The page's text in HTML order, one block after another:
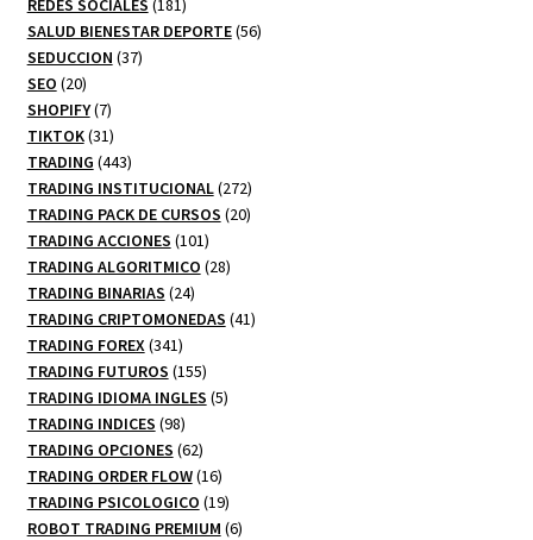
REDES SOCIALES 181
productos
SALUD BIENESTAR DEPORTE 5656
SEDUCCION 3737
SEO 2020
productos
SHOPIFY 77
productos
TIKTOK 3131
productos
TRADING 443443
productos
TRADING INSTITUCIONAL 272272
productos
TRADING PACK DE CURSOS 2020
TRADING ACCIONES 101101
productos
TRADING ALGORITMICO 2828
TRADING BINARIAS 2424
productos
TRADING CRIPTOMONEDAS 4141
TRADING FOREX 341341
productos
TRADING FUTUROS 155155
productos
TRADING IDIOMA INGLES 55
TRADING INDICES 9898
productos
TRADING OPCIONES 6262
productos
TRADING ORDER FLOW 1616
productos
TRADING PSICOLOGICO 1919
productos
ROBOT TRADING PREMIUM 66